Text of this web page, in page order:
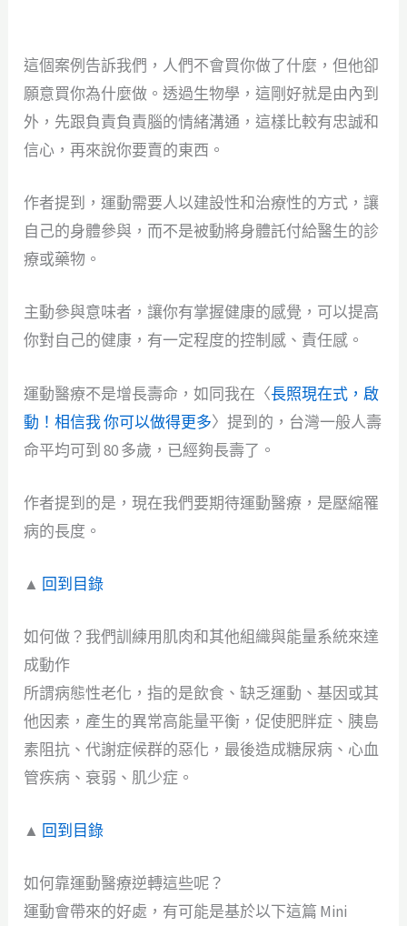
這個案例告訴我們，人們不會買你做了什麼，但他卻
願意買你為什麼做。透過生物學，這剛好就是由內到
外，先跟負責負責腦的情緒溝通，這樣比較有忠誠和
信心，再來說你要賣的東西。
作者提到，運動需要人以建設性和治療性的方式，讓
自己的身體參與，而不是被動將身體託付給醫生的診
療或藥物。
主動參與意味者，讓你有掌握健康的感覺，可以提高
你對自己的健康，有一定程度的控制感、責任感。
運動醫療不是增長壽命，如同我在〈長照現在式，啟
動！相信我 你可以做得更多〉提到的，台灣一般人壽
命平均可到 80 多歲，已經夠長壽了。
作者提到的是，現在我們要期待運動醫療，是壓縮罹
病的長度。
▲ 回到目錄
如何做？我們訓練用肌肉和其他組織與能量系統來達
成動作
所謂病態性老化，指的是飲食、缺乏運動、基因或其
他因素，產生的異常高能量平衡，促使肥胖症、胰島
素阻抗、代謝症候群的惡化，最後造成糖尿病、心血
管疾病、衰弱、肌少症。
▲ 回到目錄
如何靠運動醫療逆轉這些呢？
運動會帶來的好處，有可能是基於以下這篇 Mini